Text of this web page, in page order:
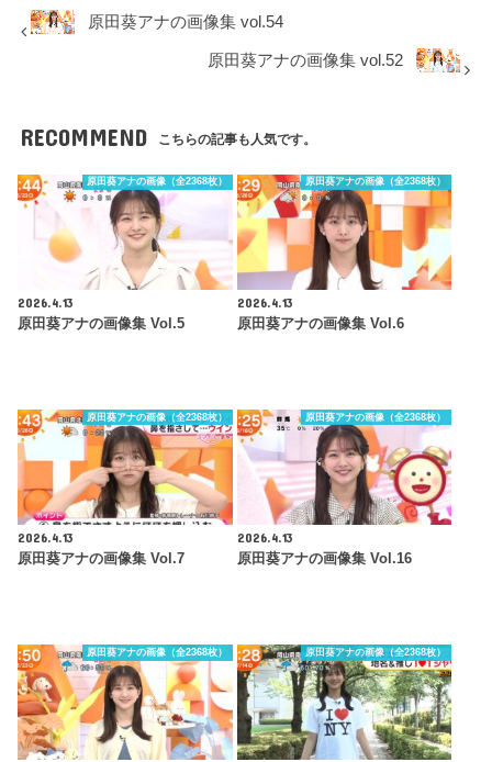
原田葵アナの画像集 vol.54
原田葵アナの画像集 vol.52
RECOMMEND こちらの記事も人気です。
原田葵アナの画像（全2368枚）
2026.4.13
原田葵アナの画像集 Vol.5
原田葵アナの画像（全2368枚）
2026.4.13
原田葵アナの画像集 Vol.6
原田葵アナの画像（全2368枚）
2026.4.13
原田葵アナの画像集 Vol.7
原田葵アナの画像（全2368枚）
2026.4.13
原田葵アナの画像集 Vol.16
原田葵アナの画像（全2368枚） 原田葵アナの画像（全2368枚）